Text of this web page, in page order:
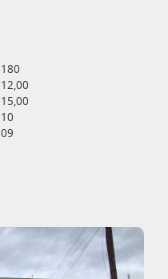
180
12,00
15,00
10
09